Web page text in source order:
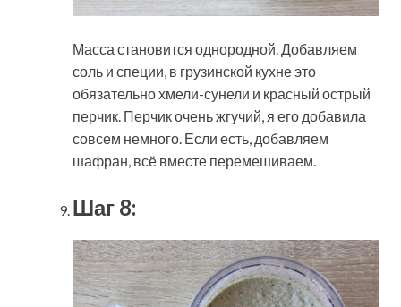
Масса становится однородной. Добавляем
соль и специи, в грузинской кухне это
обязательно хмели-сунели и красный острый
перчик. Перчик очень жгучий, я его добавила
совсем немного. Если есть, добавляем
шафран, всё вместе перемешиваем.
Шаг 8: